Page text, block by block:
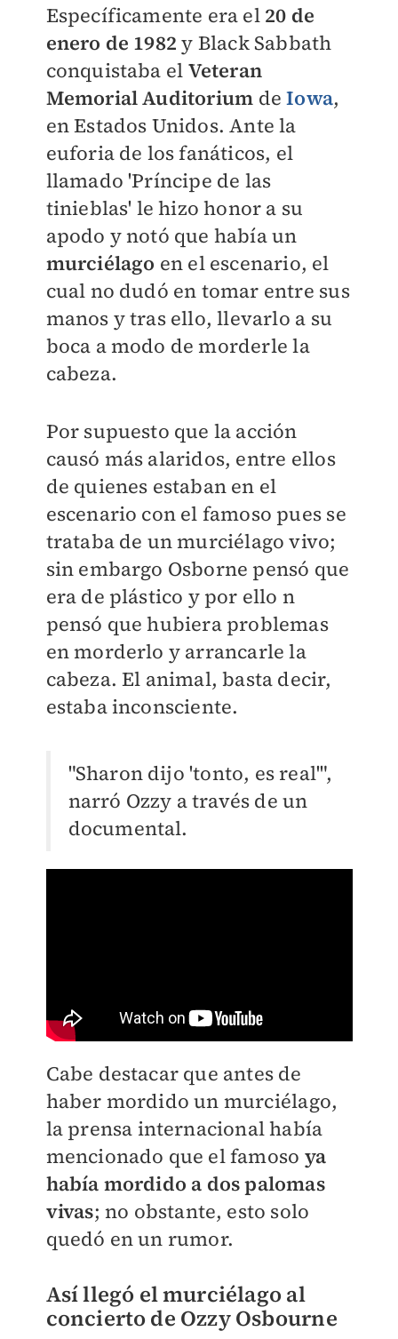
Específicamente era el20 de
enero de 1982y Black Sabbath
conquistaba el Veteran
Memorial Auditorium deIowa,
en Estados Unidos. Ante la
euforia de los fanáticos, el
llamado 'Príncipe de las
tinieblas' le hizo honor a su
apodo y notó que había un
murciélago en el escenario, el
cual no dudó en tomar entre sus
manos y tras ello, llevarlo a su
boca a modo de morderle la
cabeza.
Por supuesto que la acción
causó más alaridos, entre ellos
de quienes estaban en el
escenario con el famoso pues se
trataba de un murciélago vivo;
sin embargo Osborne pensó que
era de plástico y por ello n
pensó que hubiera problemas
en morderlo y arrancarle la
cabeza. El animal, basta decir,
estaba inconsciente.
"Sharon dijo 'tonto, es real'",
narró Ozzy a través de un
documental.
Cabe destacar que antes de
haber mordido un murciélago,
la prensa internacional había
mencionado que el famoso ya
había mordido a dos palomas
vivas; no obstante, esto solo
quedó en un rumor.
Así llegó el murciélago al
concierto de Ozzy Osbourne